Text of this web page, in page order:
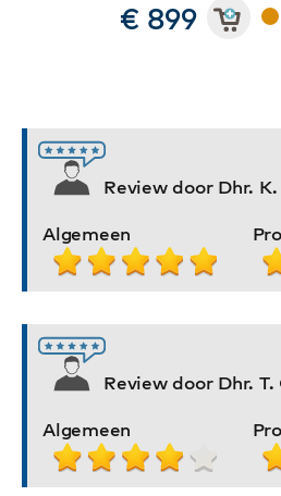
€ 899
Review door Dhr.
Algemeen
Review door Dhr.
Algemeen